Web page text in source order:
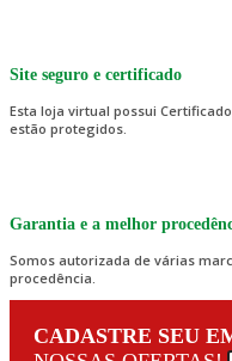
Site seguro e certificado
Esta loja virtual possui
estão protegidos.
Garantia e a melhor
Somos autorizada de várias
procedência.
CADASTRE SEU